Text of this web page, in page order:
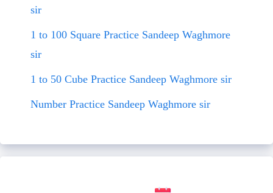
sir
1 to 100 Square Practice Sandeep Waghmore
sir
1 to 50 Cube Practice Sandeep Waghmore sir
Number Practice Sandeep Waghmore sir